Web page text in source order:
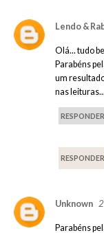
Lendo &
Olá... tudo
Parabéns
um
nas
RESPONDER
RESPONDER
Unknown
Parabéns